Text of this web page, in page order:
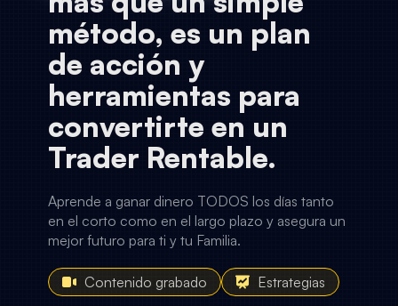
método, es un plan
de acción y
herramientas para
convertirte en un
Trader Rentable.
Aprende a ganar dinero TODOS los días tanto
en el corto como en el largo plazo y asegura un
mejor futuro para ti y tu Familia.
Contenido grabado Estrategias